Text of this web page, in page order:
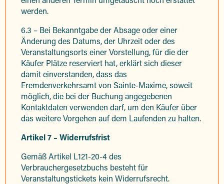
werden.
6.3 – Bei Bekanntgabe der Absage oder einer
Änderung des Datums, der Uhrzeit oder des
Veranstaltungsorts einer Vorstellung, für die der
Käufer Plätze reserviert hat, erklärt sich dieser
damit einverstanden, dass das
Fremdenverkehrsamt von Sainte-Maxime, soweit
möglich, die bei der Buchung angegebenen
Kontaktdaten verwenden darf, um den Käufer über
das weitere Vorgehen auf dem Laufenden zu halten.
Artikel 7 – Widerrufsfrist
Gemäß Artikel L121-20-4 des
Verbrauchergesetzbuchs besteht für
Veranstaltungstickets kein Widerrufsrecht.